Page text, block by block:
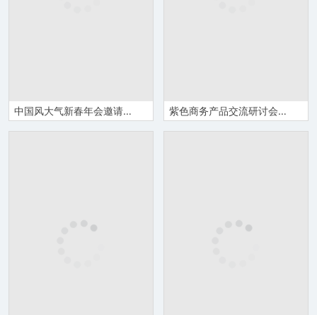
中国风大气新春年会邀请函请柬Word模板 紫色商务产品交流研讨会邀请函Word模板